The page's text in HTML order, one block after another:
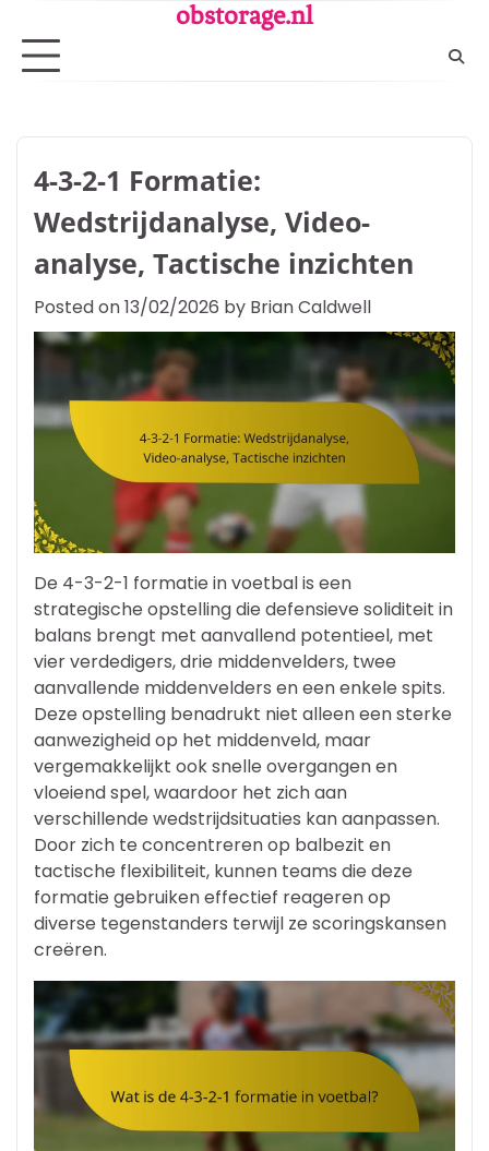
content
obstorage.nl
4-3-2-1 Formatie:
Wedstrijdanalyse, Video-
analyse, Tactische inzichten
Posted on13/02/2026 by Brian Caldwell
De 4-3-2-1 formatie in voetbal is een
strategische opstelling die defensieve soliditeit in
balans brengt met aanvallend potentieel, met
vier verdedigers, drie middenvelders, twee
aanvallende middenvelders en een enkele spits.
Deze opstelling benadrukt niet alleen een sterke
aanwezigheid op het middenveld, maar
vergemakkelijkt ook snelle overgangen en
vloeiend spel, waardoor het zich aan
verschillende wedstrijdsituaties kan aanpassen.
Door zich te concentreren op balbezit en
tactische flexibiliteit, kunnen teams die deze
formatie gebruiken effectief reageren op
diverse tegenstanders terwijl ze scoringskansen
creëren.